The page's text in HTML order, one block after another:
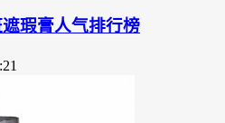
瑕膏人气排行榜